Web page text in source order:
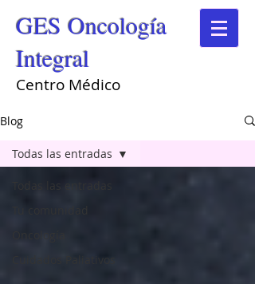
GES Oncología
Integral
Centro Médico
Blog
Todas las entradas
Cuidados Paliativos
Todas las entradas